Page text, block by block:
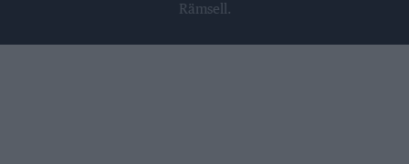
Rämsell.